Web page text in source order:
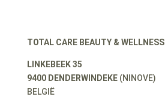
TOTAL CARE BEAUTY & WELLNESS
LINKEBEEK 35
9400 DENDERWINDEKE(NINOVE)
BELGIË